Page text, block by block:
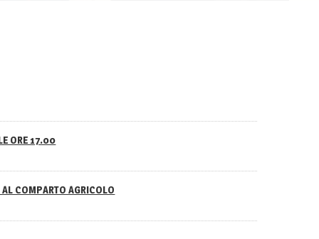
ORE 17.00
COMPARTO AGRICOLO